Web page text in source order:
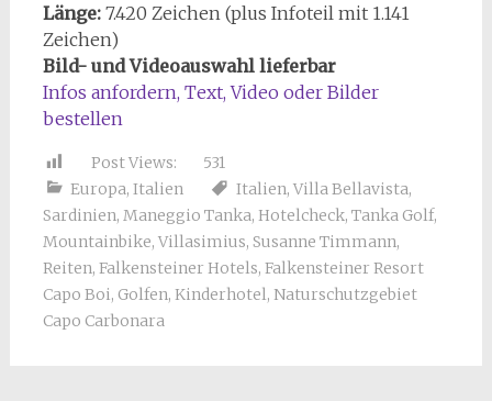
Länge: 7.420 Zeichen (plus Infoteil mit 1.141
Zeichen)
Bild- und Videoauswahl lieferbar
Infos anfordern, Text, Video oder Bilder
bestellen
Post Views:
531
Europa, Italien Italien, Villa Bellavista,
Sardinien, Maneggio Tanka, Hotelcheck, Tanka Golf,
Mountainbike, Villasimius, Susanne Timmann,
Reiten, Falkensteiner Hotels, Falkensteiner Resort
Capo Boi, Golfen, Kinderhotel, Naturschutzgebiet
Capo Carbonara